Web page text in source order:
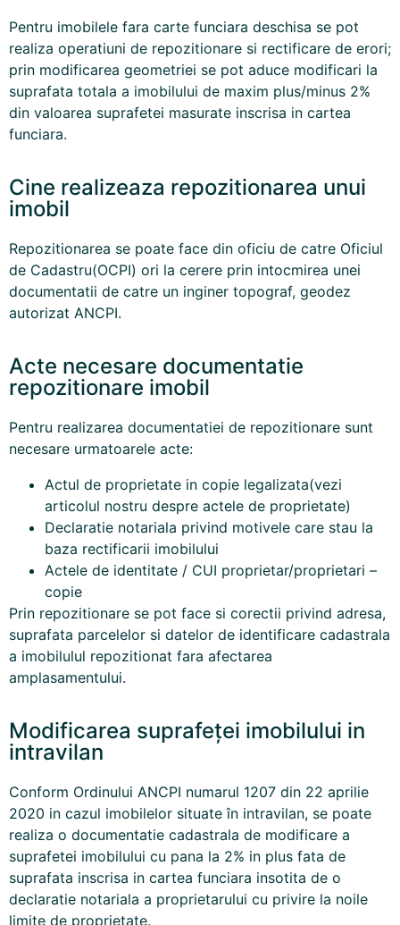
Pentru imobilele fara carte funciara deschisa se pot
realiza operatiuni de repozitionare si rectificare de erori;
prin modificarea geometriei se pot aduce modificari la
suprafata totala a imobilului de maxim plus/minus 2%
din valoarea suprafetei masurate inscrisa in cartea
funciara.
Cine realizeaza repozitionarea unui
imobil
Repozitionarea se poate face din oficiu de catre Oficiul
de Cadastru(OCPI) ori la cerere prin intocmirea unei
documentatii de catre un inginer topograf, geodez
autorizat ANCPI.
Acte necesare documentatie
repozitionare imobil
Pentru realizarea documentatiei de repozitionare sunt
necesare urmatoarele acte:
Actul de proprietate in copie legalizata(vezi
articolul nostru despre actele de proprietate)
Declaratie notariala privind motivele care stau la
baza rectificarii imobilului
Actele de identitate / CUI proprietar/proprietari –
copie
Prin repozitionare se pot face si corectii privind adresa,
suprafata parcelelor si datelor de identificare cadastrala
a imobilulul repozitionat fara afectarea
amplasamentului.
Modificarea suprafeței imobilului in
intravilan
Conform Ordinului ANCPI numarul 1207 din 22 aprilie
2020 in cazul imobilelor situate în intravilan, se poate
realiza o documentatie cadastrala de modificare a
suprafetei imobilului cu pana la 2% in plus fata de
suprafata inscrisa in cartea funciara insotita de o
declaratie notariala a proprietarului cu privire la noile
limite de proprietate.